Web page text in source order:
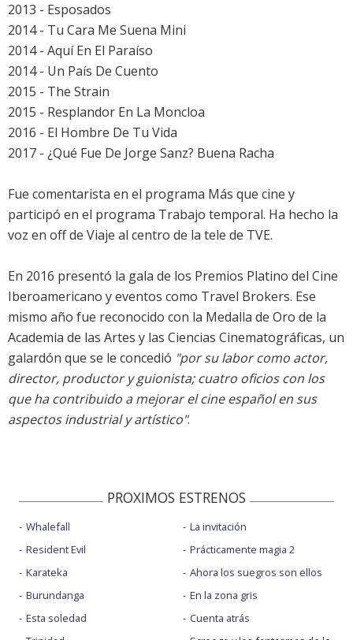
2013 - Esposados
2014 - Tu Cara Me Suena Mini
2014 - Aquí En El Paraíso
2014 - Un País De Cuento
2015 - The Strain
2015 - Resplandor En La Moncloa
2016 - El Hombre De Tu Vida
2017 - ¿Qué Fue De Jorge Sanz? Buena Racha
Fue comentarista en el programa Más que cine y
participó en el programa Trabajo temporal. Ha hecho la
voz en off de Viaje al centro de la tele de TVE.
En 2016 presentó la gala de los Premios Platino del Cine
Iberoamericano y eventos como Travel Brokers. Ese
mismo año fue reconocido con la Medalla de Oro de la
Academia de las Artes y las Ciencias Cinematográficas, un
galardón que se le concedió "por su labor como actor,
director, productor y guionista; cuatro oficios con los
que ha contribuido a mejorar el cine español en sus
aspectos industrial y artístico".
PROXIMOS ESTRENOS
Whalefall
Resident Evil
Karateka
Burundanga
Esta soledad
La invitación
Prácticamente magia 2
Ahora los suegros son ellos
En la zona gris
Cuenta atrás